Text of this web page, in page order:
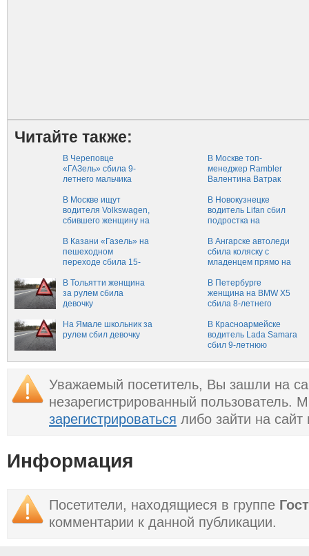
Читайте также:
В Череповце
«ГАЗель» сбила 9-
летнего мальчика
В Москве топ-
менеджер Rambler
Валентина Ватрак
В Москве ищут
водителя Volkswagen,
сбившего женщину на
В Новокузнецке
водитель Lifan сбил
подростка на
переходе
В Казани «Газель» на
пешеходном
переходе сбила 15-
В Ангарске автоледи
сбила коляску с
младенцем прямо на
В Тольятти женщина
за рулем сбила
девочку
В Петербурге
женщина на BMW X5
сбила 8-летнего
На Ямале школьник за
рулем сбил девочку
В Красноармейске
водитель Lada Samara
сбил 9-летнюю
Уважаемый посетитель, Вы зашли на
незарегистрированный
зарегистрироваться либо зайти на
Информация
Посетители, находящиеся в группе
комментарии к данной публикации.